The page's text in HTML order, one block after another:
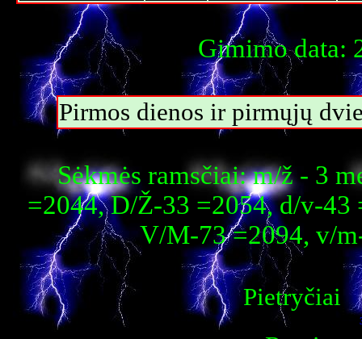
Gimimo data:
Pirmos dienos ir pirmųjų
Sėkmės ramsčiai: m/ž - 3
=2044, D/Ž-33 =2054, d/v-43
V/M-73 =2094, v/
Pietryčiai